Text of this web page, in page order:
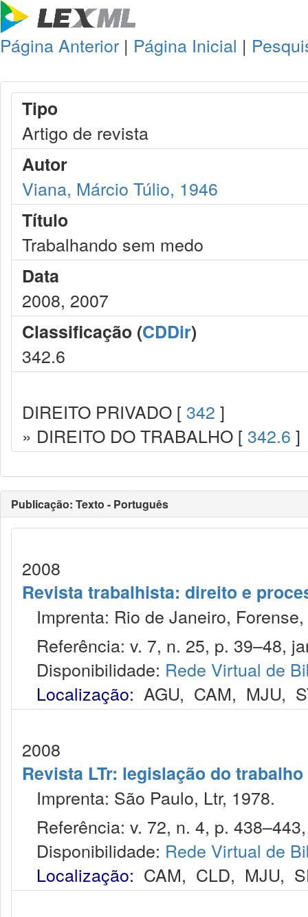
Página Anterior | Página Inicial |
Tipo
Artigo de revista
Autor
Viana, Márcio Túlio, 1946
Título
Trabalhando sem medo
Data
2008, 2007
Classificação (CDDir)
342.6
DIREITO PRIVADO [ 342 ]
» DIREITO DO TRABALHO [ 342.6 ]
Publicação: Texto - Português
2008
Revista trabalhista: direito e
Imprenta: Rio de Janeiro,
Referência: v. 7, n. 25, p. 39–48,
Disponibilidade: Rede Virtual de
Localização: AGU, CAM, MJU,
2008
Revista LTr: legislação do trabalho
Imprenta: São Paulo, Ltr, 1978.
Referência: v. 72, n. 4, p.
Disponibilidade: Rede Virtual de
Localização: CAM, CLD, MJU,